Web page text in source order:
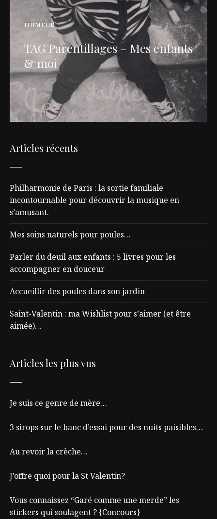
HUMEUR
TAG Parentillages – Mes enfants
& moi
Articles récents
Philharmonie de Paris : la sortie familiale
incontournable pour découvrir la musique en
s’amusant.
Mes soins naturels pour poules…
Parler du deuil aux enfants : 5 livres pour les
accompagner en douceur
Accueillir des poules dans son jardin
Saint-Valentin : ma Wishlist pour s’aimer (et être
aimée)…
Articles les plus vus
Je suis ce genre de mère…
3 sirops sur le banc d’essai pour des nuits paisibles…
Au revoir la crèche…
J’offre quoi pour la St Valentin?
Vous connaissez “Garé comme une merde” les
stickers qui soulagent ? {Concours}